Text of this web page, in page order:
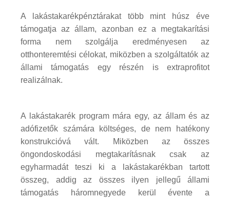
A lakástakarékpénztárakat több mint húsz éve
támogatja az állam, azonban ez a megtakarítási
forma nem szolgálja eredményesen az
otthonteremtési célokat, miközben a szolgáltatók az
állami támogatás egy részén is extraprofitot
realizálnak.
A lakástakarék program mára egy, az állam és az
adófizetők számára költséges, de nem hatékony
konstrukcióvá vált. Miközben az összes
öngondoskodási megtakarításnak csak az
egyharmadát teszi ki a lakástakarékban tartott
összeg, addig az összes ilyen jellegű állami
támogatás háromnegyede kerül évente a